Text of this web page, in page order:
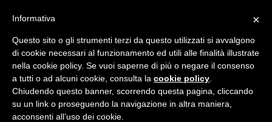
FELDSCHLOSSCHEN HOPFENPERLE
×
Informativa
Questo sito o gli strumenti terzi da questo utilizzati si avvalgono
di cookie necessari al funzionamento ed utili alle finalità illustrate
nella cookie policy. Se vuoi saperne di più o negare il consenso
a tutti o ad alcuni cookie, consulta la cookie policy
Chiudendo questo banner, scorrendo questa pagina, cliccando
su un link o proseguendo la navigazione in altra maniera,
acconsenti all’uso dei cookie.